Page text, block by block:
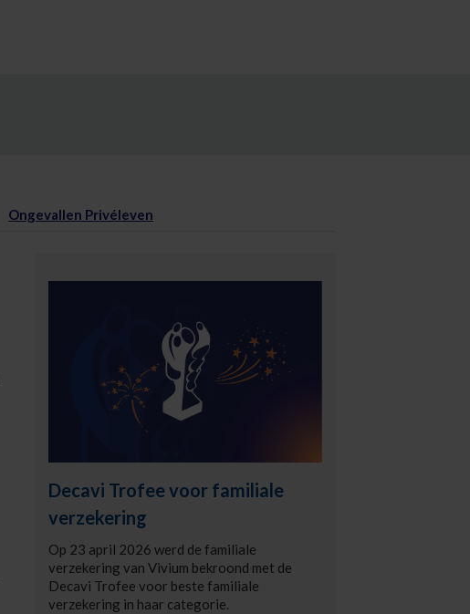
Ongevallen Privéleven
Decavi Trofee voor familiale
verzekering
Op 23 april 2026 werd de familiale
verzekering van Vivium bekroond met de
Decavi Trofee voor beste familiale
verzekering in haar categorie.